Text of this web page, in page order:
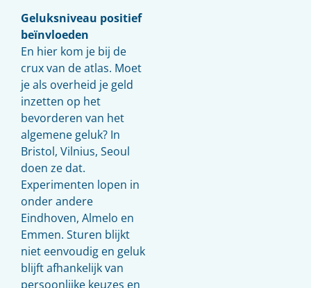
Geluksniveau positief
beïnvloeden
En hier kom je bij de
crux van de atlas. Moet
je als overheid je geld
inzetten op het
bevorderen van het
algemene geluk? In
Bristol, Vilnius, Seoul
doen ze dat.
Experimenten lopen in
onder andere
Eindhoven, Almelo en
Emmen. Sturen blijkt
niet eenvoudig en geluk
blijft afhankelijk van
persoonlijke keuzes en